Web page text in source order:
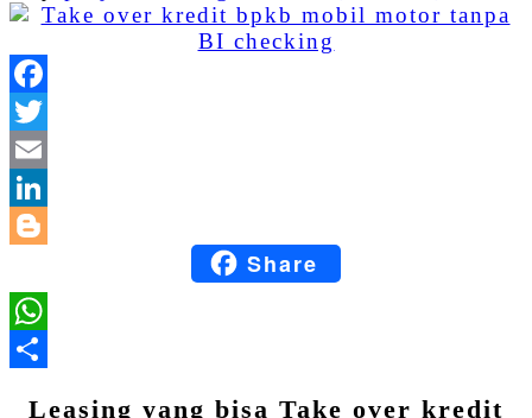
BloggerShare
Leasing yang bisa Take over kredit